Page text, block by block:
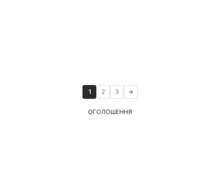
1 2 3
ОГОЛОШЕННЯ